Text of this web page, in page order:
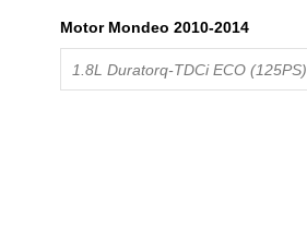
Motor Mondeo 2010-2014
1.8L Duratorq-TDCi ECO (125PS)